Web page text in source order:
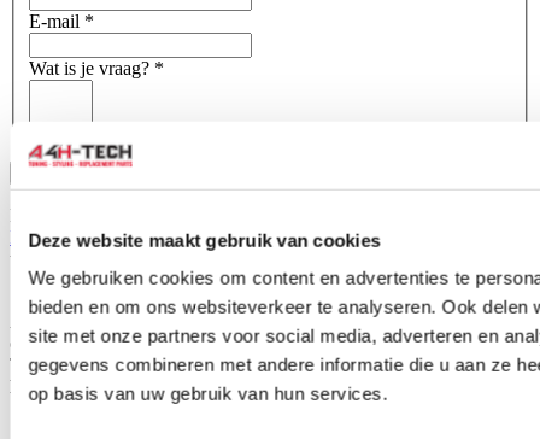
Deze website maakt gebruik van cookies
We gebruiken cookies om content en advertenties te
bieden en om ons websiteverkeer te analyseren. Ook
site met onze partners voor social media, adverteren en
gegevens combineren met andere informatie die u aan ze
op basis van uw gebruik van hun services.
E-mail *
Wat is je vraag? *
Bevestig
Dit formulier wordt beschermd door reCAPTCHA - het
Privacybeleid van GoogleenServicevoorwaarden
toepassing.
Schrijf je eigen review
Alleen geregistreerde gebruikers kunnen reviews schrijven.
ofmaak een account aan.
Toepasbaar op:
Honda
S2000 1999-2003 2.0i (AP1)